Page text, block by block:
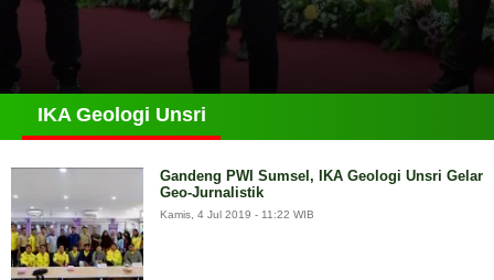
IKA Geologi Unsri
Gandeng PWI Sumsel, IKA Geologi Unsri Gelar
Geo-Jurnalistik
Kamis, 4 Jul 2019 - 11:22 WIB